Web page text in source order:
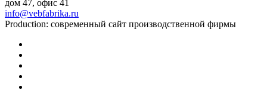
дом 47, офис 41
info@vebfabrika.ru
Production: современный сайт производственной фирмы